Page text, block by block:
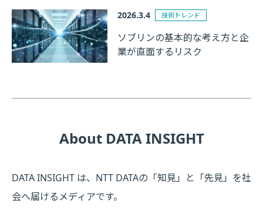
2026.3.4 技術トレンド
ソブリンの基本的な考え方と企
業が直面するリスク
About DATA INSIGHT
DATA INSIGHT は、NTT DATAの「知見」と「先見」を社
会へ届けるメディアです。